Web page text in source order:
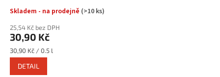
Skladem - na prodejně (>10 ks)
25,54 Kč bez DPH
30,90 Kč
Měrná
cena:
30,90 Kč / 0.5 l
DETAIL